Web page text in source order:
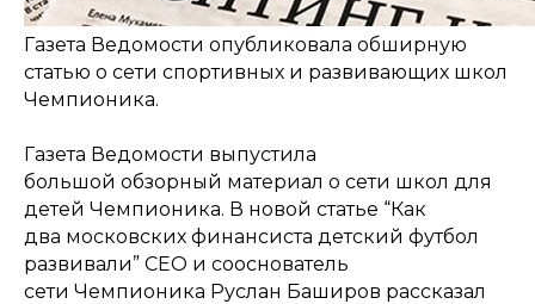
Газета Ведомости опубликовала обширную
статью о сети спортивных и развивающих школ
Чемпионика.
Газета Ведомости выпустила
большой обзорный материал о сети школ для
детей Чемпионика. В новой статье “Как
два московских финансиста детский футбол
развивали” CEO и сооснователь
сети Чемпионика Руслан Баширов рассказал